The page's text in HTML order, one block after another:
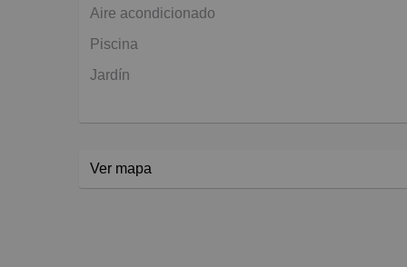
Aire acondicionado
Piscina
Jardín
Ver mapa